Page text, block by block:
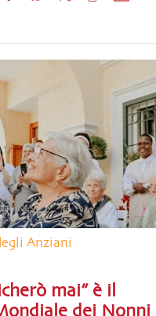
Anziani
mai” è il
dei Nonni